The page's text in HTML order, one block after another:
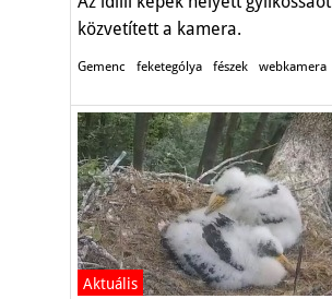
közvetített a kamera.
Gemenc feketególya fészek webkamera
Aktuális